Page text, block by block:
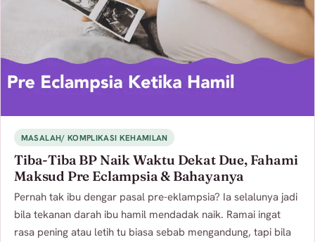
MASALAH/ KOMPLIKASI KEHAMILAN
Tiba-Tiba BP Naik Waktu Dekat Due, Fahami
Maksud Pre Eclampsia & Bahayanya
Pernah tak ibu dengar pasal pre-eklampsia? Ia selalunya jadi
bila tekanan darah ibu hamil mendadak naik. Ramai ingat
rasa pening atau letih tu biasa sebab mengandung, tapi bila